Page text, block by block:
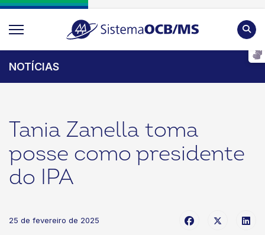
NOTÍCIAS
Tania Zanella toma
posse como presidente
do IPA
25 de fevereiro de 2025